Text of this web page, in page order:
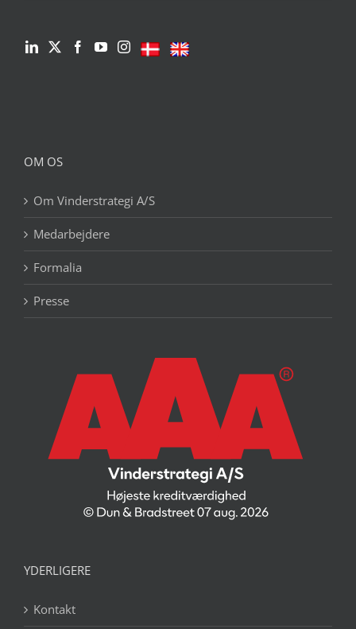
OM OS
Om Vinderstrategi A/S
Medarbejdere
Formalia
Presse
YDERLIGERE
Kontakt